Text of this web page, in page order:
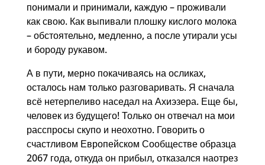
понимали и принимали, каждую – проживали
как свою. Как выпивали плошку кислого молока
– обстоятельно, медленно, а после утирали усы
и бороду рукавом.
А в пути, мерно покачиваясь на осликах,
осталось нам только разговаривать. Я сначала
всё нетерпеливо наседал на Ахиэзера. Еще бы,
человек из будущего! Только он отвечал на мои
расспросы скупо и неохотно. Говорить о
счастливом Европейском Сообществе образца
2067 года, откуда он прибыл, отказался наотрез